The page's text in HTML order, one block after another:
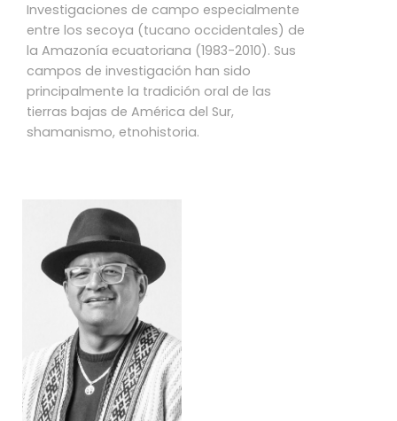
Investigaciones de campo especialmente
entre los secoya (tucano occidentales) de
la Amazonía ecuatoriana (1983-2010). Sus
campos de investigación han sido
principalmente la tradición oral de las
tierras bajas de América del Sur,
shamanismo, etnohistoria.